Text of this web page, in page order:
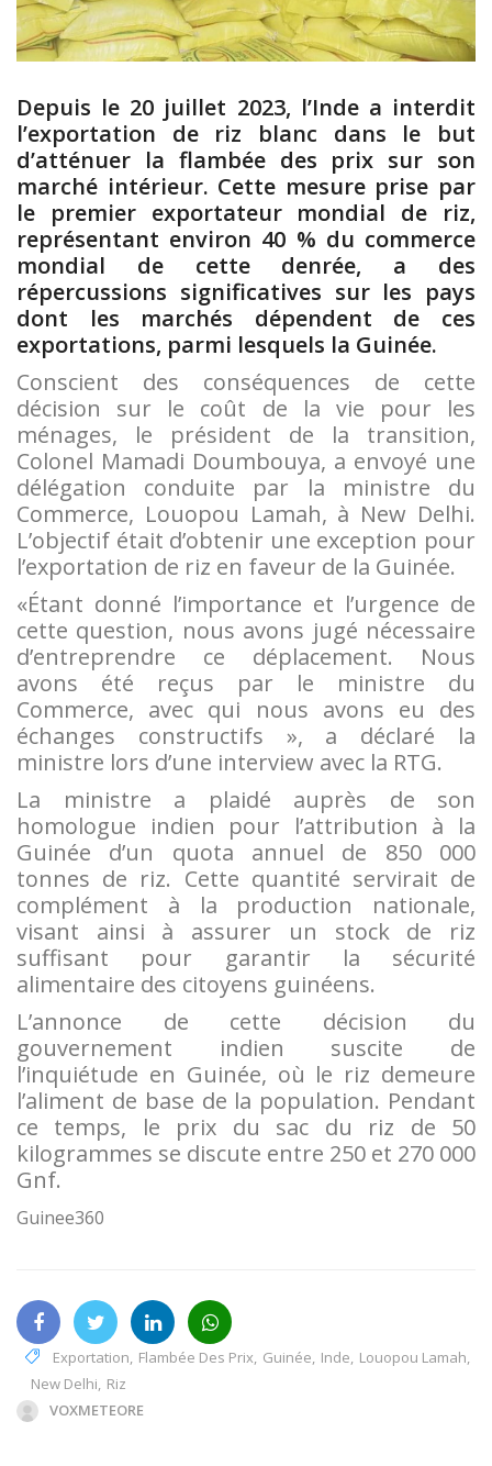
Depuis le 20 juillet 2023, l’Inde a interdit
l’exportation de riz blanc dans le but
d’atténuer la flambée des prix sur son
marché intérieur. Cette mesure prise par
le premier exportateur mondial de riz,
représentant environ 40 % du commerce
mondial de cette denrée, a des
répercussions significatives sur les pays
dont les marchés dépendent de ces
exportations, parmi lesquels la Guinée.
Conscient des conséquences de cette
décision sur le coût de la vie pour les
ménages, le président de la transition,
Colonel Mamadi Doumbouya, a envoyé une
délégation conduite par la ministre du
Commerce, Louopou Lamah, à New Delhi.
L’objectif était d’obtenir une exception pour
l’exportation de riz en faveur de la Guinée.
«Étant donné l’importance et l’urgence de
cette question, nous avons jugé nécessaire
d’entreprendre ce déplacement. Nous
avons été reçus par le ministre du
Commerce, avec qui nous avons eu des
échanges constructifs », a déclaré la
ministre lors d’une interview avec la RTG.
La ministre a plaidé auprès de son
homologue indien pour l’attribution à la
Guinée d’un quota annuel de 850 000
tonnes de riz. Cette quantité servirait de
complément à la production nationale,
visant ainsi à assurer un stock de riz
suffisant pour garantir la sécurité
alimentaire des citoyens guinéens.
L’annonce de cette décision du
gouvernement indien suscite de
l’inquiétude en Guinée, où le riz demeure
l’aliment de base de la population. Pendant
ce temps, le prix du sac du riz de 50
kilogrammes se discute entre 250 et 270 000
Gnf.
Guinee360
Exportation, Flambée Des Prix, Guinée, Inde, Louopou Lamah,
New Delhi, Riz
VOXMETEORE